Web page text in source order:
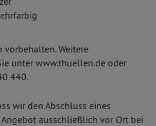
Weitere
unter www.thuellen.de oder
440.
wir den Abschluss eines
ausschließlich vor Ort bei